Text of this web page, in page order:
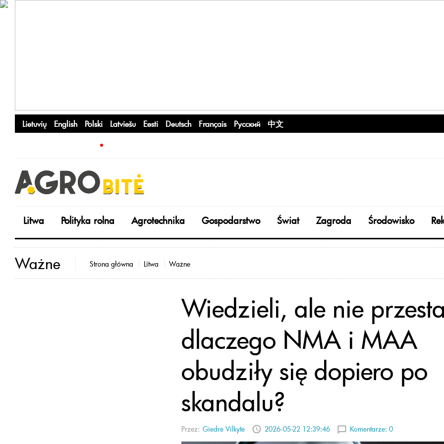
Lietuvių English Polski Latviešu Eesti Deutsch Français Русский 中文
Litwa Polityka rolna Agrotechnika Gospodarstwo Świat Zagroda Środowisko
Ważne Strona główna Litwa Ważne
Wiedzieli, ale nie
dlaczego NMA i MAA
obudziły się dopiero po
skandalu?
Przez: Giedrė Vilkytė 2026-05-22 12:39:46 Komentarze: 0